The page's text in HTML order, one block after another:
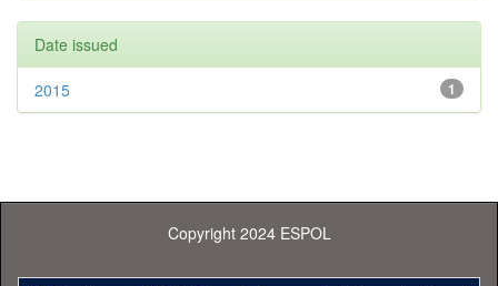
Date issued
1
2015
Copyright 2024 ESPOL